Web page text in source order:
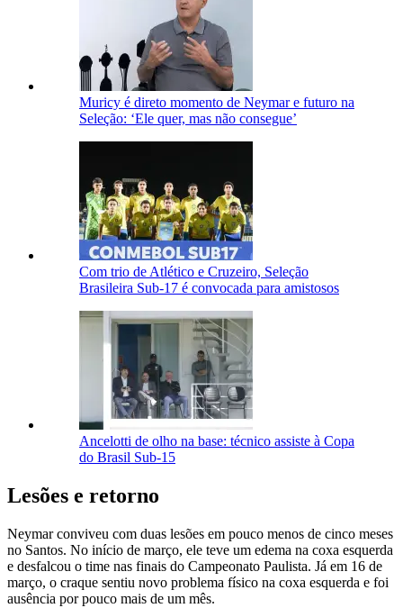
Muricy é direto momento de Neymar e futuro na
Seleção: ‘Ele quer, mas não consegue’
Com trio de Atlético e Cruzeiro, Seleção
Brasileira Sub-17 é convocada para amistosos
Ancelotti de olho na base: técnico assiste à Copa
do Brasil Sub-15
Lesões e retorno
Neymar conviveu com duas lesões em pouco menos de cinco meses
no Santos. No início de março, ele teve um edema na coxa esquerda
e desfalcou o time nas finais do Campeonato Paulista. Já em 16 de
março, o craque sentiu novo problema físico na coxa esquerda e foi
ausência por pouco mais de um mês.